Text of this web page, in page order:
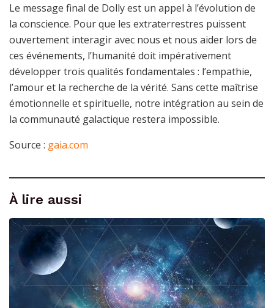
Le message final de Dolly est un appel à l’évolution de
la conscience. Pour que les extraterrestres puissent
ouvertement interagir avec nous et nous aider lors de
ces événements, l’humanité doit impérativement
développer trois qualités fondamentales : l’empathie,
l’amour et la recherche de la vérité. Sans cette maîtrise
émotionnelle et spirituelle, notre intégration au sein de
la communauté galactique restera impossible.
Source : gaia.com
À lire aussi